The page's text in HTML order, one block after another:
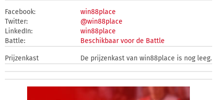
Facebook:
win88place
Twitter:
@win88place
LinkedIn:
win88place
Battle:
Beschikbaar voor de Battle
Prijzenkast De prijzenkast van win88place is nog leeg.